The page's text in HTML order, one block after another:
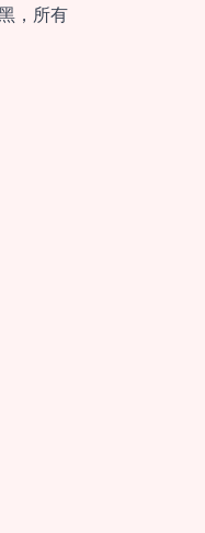
，所有